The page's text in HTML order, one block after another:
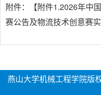
附件：【附件1.2026年中
赛公告及物流技术创意赛
燕山大学机械工程学院版